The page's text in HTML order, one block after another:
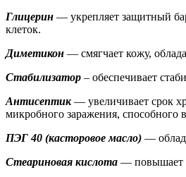
Глицерин — укрепляет защитный
клеток.
Диметикон — смягчает кожу,
Стабилизатор – обеспечивает
Антисептик— увеличивает срок
микробного заражения, способного
ПЭГ 40 (касторовое масло) —
Стеариновая кислота — повышает